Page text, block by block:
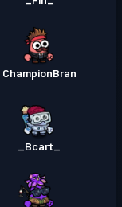
ChampionBran
_Bcart_